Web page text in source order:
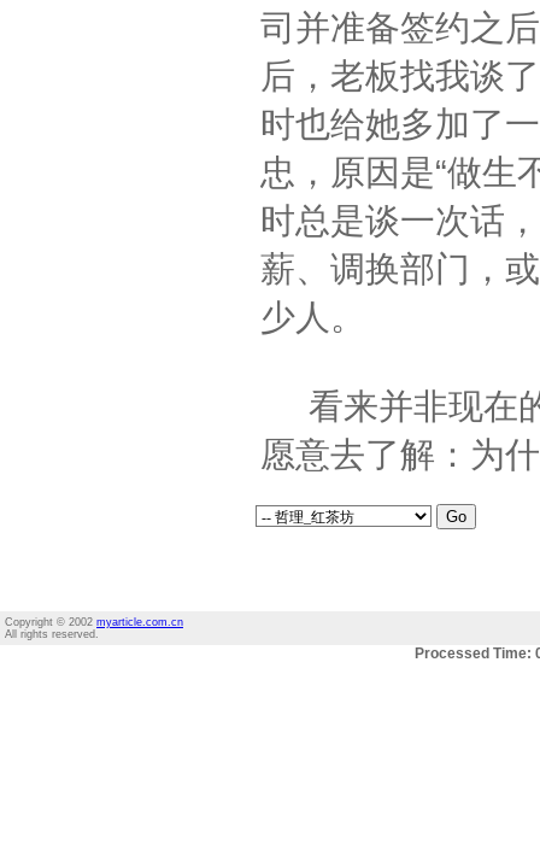
司并准备签约之
后，老板找我谈
时也给她多加了
忠，原因是“做生
时总是谈一次话
薪、调换部门，
少人。
看来并非现在
愿意去了解：为
Copyright © 2002 myarticle.com.cn
All rights reserved.
Processed Time: